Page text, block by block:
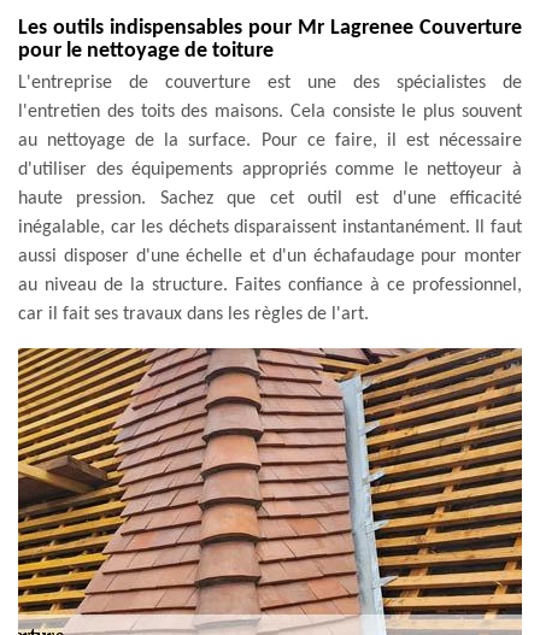
Les outils indispensables pour Mr Lagrenee Couverture
pour le nettoyage de toiture
L'entreprise de couverture est une des spécialistes de
l'entretien des toits des maisons. Cela consiste le plus souvent
au nettoyage de la surface. Pour ce faire, il est nécessaire
d'utiliser des équipements appropriés comme le nettoyeur à
haute pression. Sachez que cet outil est d'une efficacité
inégalable, car les déchets disparaissent instantanément. Il faut
aussi disposer d'une échelle et d'un échafaudage pour monter
au niveau de la structure. Faites confiance à ce professionnel,
car il fait ses travaux dans les règles de l'art.